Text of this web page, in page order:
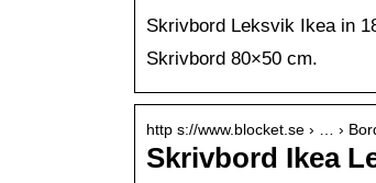
Skrivbord Leksvik Ikea in
Skrivbord 80×50 cm.
http s://www.blocket.se › … ›
Skrivbord Ikea